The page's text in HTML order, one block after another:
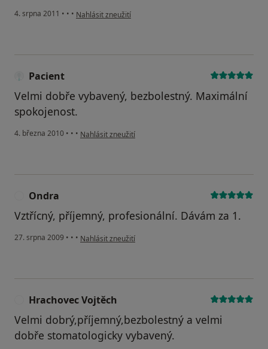
4. srpna 2011 • • • podle názoru uživatele Pacient
Nahlásit zneužití
Pacient
Velmi dobře vybavený, bezbolestný. Maximální
spokojenost.
4. března 2010 • • • podle názoru uživatele Pacient
Nahlásit zneužití
Ondra
Vztřícný, příjemný, profesionální. Dávám za 1.
27. srpna 2009 • • • podle názoru uživatele Ondra
Nahlásit zneužití
Hrachovec Vojtěch
Velmi dobrý,příjemný,bezbolestný a velmi
dobře stomatologicky vybavený.